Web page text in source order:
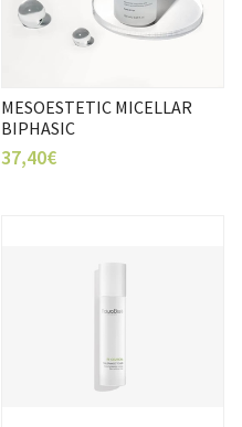
MESOESTETIC MICELLAR
BIPHASIC
37,40€